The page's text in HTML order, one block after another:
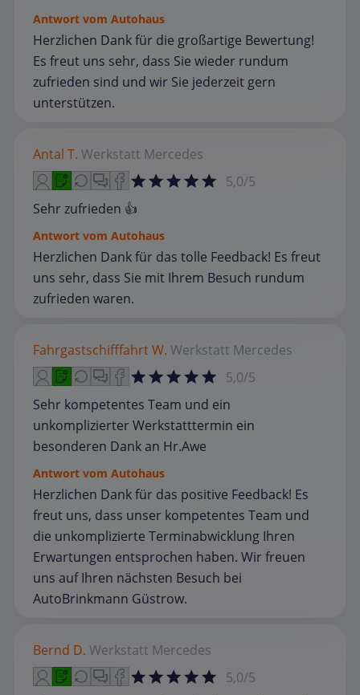
Antwort vom Autohaus
Herzlichen Dank für die großartige Bewertung!
Es freut uns sehr, dass Sie wieder rundum
zufrieden sind und wir Sie jederzeit gern
unterstützen.
Antal T. Werkstatt Mercedes
5,0/5
Sehr zufrieden 👍
Antwort vom Autohaus
Herzlichen Dank für das tolle Feedback! Es freut
uns sehr, dass Sie mit Ihrem Besuch rundum
zufrieden waren.
Fahrgastschifffahrt W. Werkstatt Mercedes
5,0/5
Sehr kompetentes Team und ein
unkomplizierter Werkstatttermin ein
besonderen Dank an Hr.Awe
Antwort vom Autohaus
Herzlichen Dank für das positive Feedback! Es
freut uns, dass unser kompetentes Team und
die unkomplizierte Terminabwicklung Ihren
Erwartungen entsprochen haben. Wir freuen
uns auf Ihren nächsten Besuch bei
AutoBrinkmann Güstrow.
Bernd D. Werkstatt Mercedes
5,0/5